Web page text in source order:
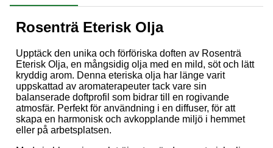
Rosenträ Eterisk Olja
Upptäck den unika och förföriska doften av Rosenträ
Eterisk Olja, en mångsidig olja med en mild, söt och lätt
kryddig arom. Denna eteriska olja har länge varit
uppskattad av aromaterapeuter tack vare sin
balanserade doftprofil som bidrar till en rogivande
atmosfär. Perfekt för användning i en diffuser, för att
skapa en harmonisk och avkopplande miljö i hemmet
eller på arbetsplatsen.